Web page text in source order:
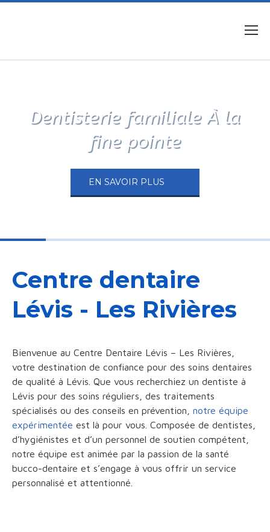
Dentisterie familiale À la
fine pointe
EN SAVOIR PLUS
Centre dentaire
Lévis - Les Rivières
Bienvenue au Centre Dentaire Lévis – Les Rivières,
votre destination de confiance pour des soins dentaires
de qualité à Lévis. Que vous recherchiez un dentiste à
Lévis pour des soins réguliers, des traitements
spécialisés ou des conseils en prévention, notre équipe
expérimentée est là pour vous. Composée de dentistes,
d’hygiénistes et d’un personnel de soutien compétent,
notre équipe est animée par la passion de la santé
bucco-dentaire et s’engage à vous offrir un service
personnalisé et attentionné.